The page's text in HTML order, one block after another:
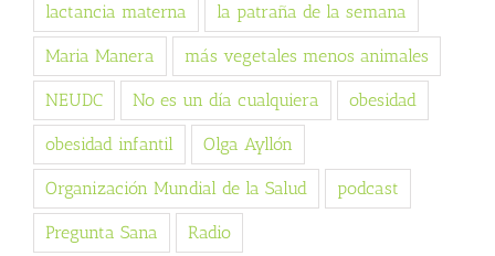
lactancia materna la patraña de la semana
Maria Manera más vegetales menos animales
NEUDC No es un día cualquiera obesidad
obesidad infantil Olga Ayllón
Organización Mundial de la Salud podcast
Pregunta Sana Radio